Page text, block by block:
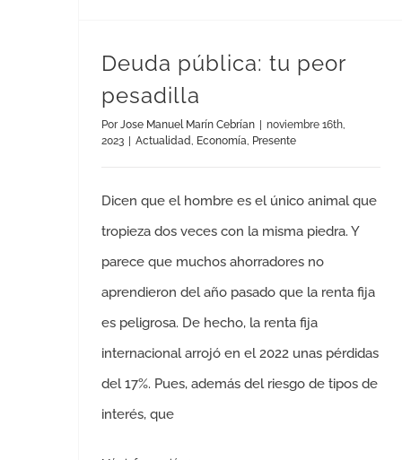
Deuda pública: tu peor
pesadilla
PorJose Manuel Marín Cebrían
noviembre 16th,
2023
Actualidad, Economía, Presente
Dicen que el hombre es el único animal que
tropieza dos veces con la misma piedra. Y
parece que muchos ahorradores no
aprendieron del año pasado que la renta fija
es peligrosa. De hecho, la renta fija
internacional arrojó en el 2022 unas pérdidas
del 17%. Pues, además del riesgo de tipos de
interés, que